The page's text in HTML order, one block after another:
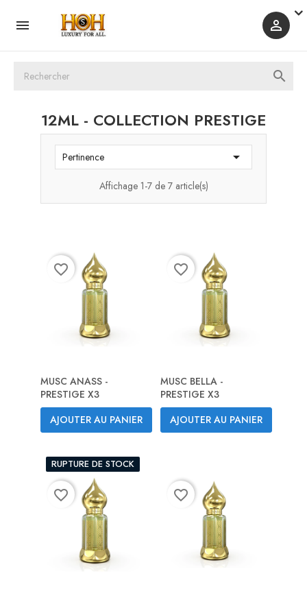
 

12ML - COLLECTION PRESTIGE
Pertinence 
Affichage 1-7 de 7 article(s)
MUSC ANASS -
PRESTIGE X3
AJOUTER AU PANIER
favorite_border
MUSC BELLA -
PRESTIGE X3
AJOUTER AU PANIER
favorite_border
RUPTURE DE STOCK
favorite_border favorite_border